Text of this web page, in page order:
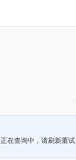
正在查询中，请刷新重试